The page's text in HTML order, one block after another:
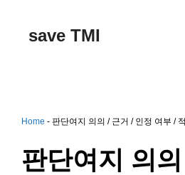
save TMI
Home - 판단여지 의의 / 근거 / 인정 여부 /
판단여지 의